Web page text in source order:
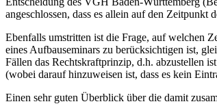
angeschlossen, dass es allein auf den
Ebenfalls umstritten ist die Frage, auf welchen
eines Aufbauseminars zu berücksichtigen ist,
Fällen das Rechtskraftprinzip, d.h. abzustellen
(wobei darauf hinzuweisen ist, dass es kein
Einen sehr guten Überblick über die damit